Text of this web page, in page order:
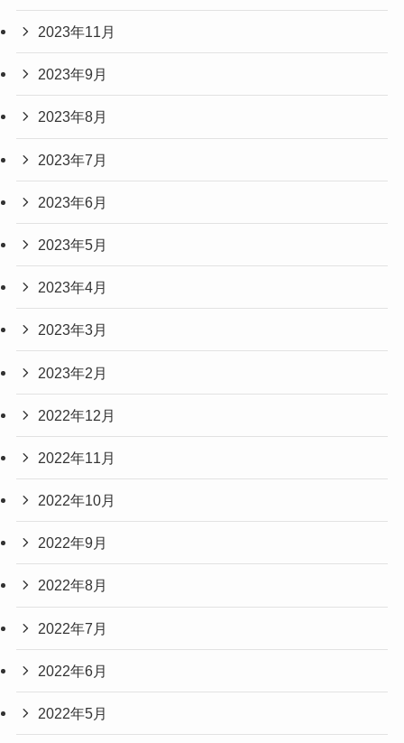
2023年11月
2023年9月
2023年8月
2023年7月
2023年6月
2023年5月
2023年4月
2023年3月
2023年2月
2022年12月
2022年11月
2022年10月
2022年9月
2022年8月
2022年7月
2022年6月
2022年5月